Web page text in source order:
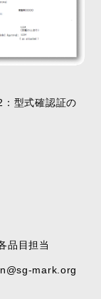
証の
品目担当
mark.org